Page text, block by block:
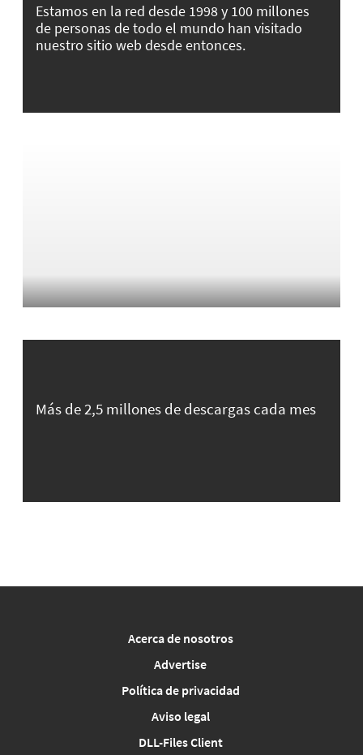
Estamos en la red desde 1998 y 100 millones
de personas de todo el mundo han visitado
nuestro sitio web desde entonces.
Más de 2,5 millones de descargas cada mes
Acerca de nosotros
Advertise
Política de privacidad
Aviso legal
DLL-Files Client